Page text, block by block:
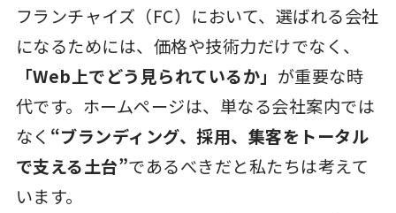
フランチャイズ（FC）において、選ばれる会社
になるためには、価格や技術力だけでなく、
「Web上でどう見られているか」 が重要な時
代です。ホームページは、単なる会社案内では
なく “ブランディング、採用、集客をトータル
で支える土台”であるべきだと私たちは考えて
います。